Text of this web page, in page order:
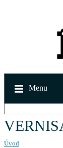
Menu
Úvod